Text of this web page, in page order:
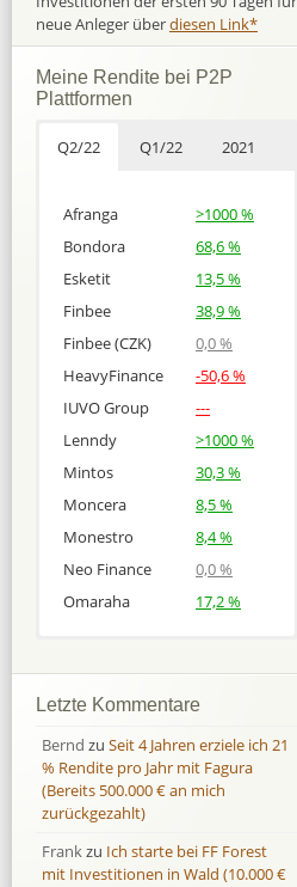
neue Anleger überdiesen Link*
Meine Rendite bei P2P
Plattformen
Q2/22 Q1/22 2021
Afranga
>1000 %
Bondora
68,6 %
Esketit
13,5 %
Finbee
38,9 %
Finbee (CZK)
0,0 %
HeavyFinance
-50,6 %
IUVO Group
---
Lenndy
>1000 %
Mintos
30,3 %
Moncera
8,5 %
Monestro
8,4 %
Neo Finance
0,0 %
Omaraha
17,2 %
Bondora
Finbee
43,2%
Finbee (CZK)
0,0 %
HeavyFinance
IUVO Group
-32,2 %
Bondora
Finbee
35,2%
Finbee (CZK)
0,0 %
HeavyFinance
IUVO Group
-55,0 %
Letzte Kommentare
Bernd zu Seit 4 Jahren erziele ich 21
% Rendite pro Jahr mit Fagura
(Bereits 500.000 € an mich
zurückgezahlt)
Frankzu Ich starte bei FF Forest
mit Investitionen in Wald (10.000 €